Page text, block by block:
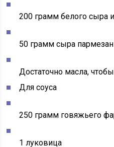
200 грамм белого сыра
50 грамм сыра пармезан
Достаточно масла,
Для соуса
250 грамм говяжьего
1 луковица